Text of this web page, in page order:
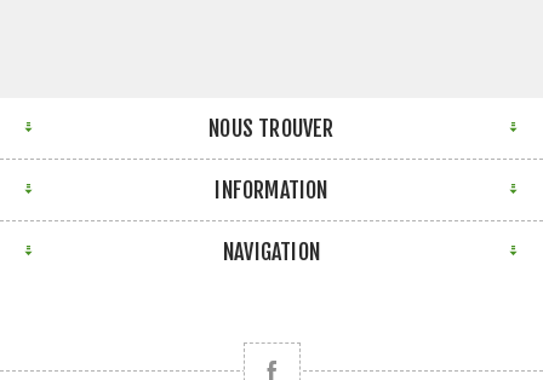
NOUS TROUVER
INFORMATION
NAVIGATION